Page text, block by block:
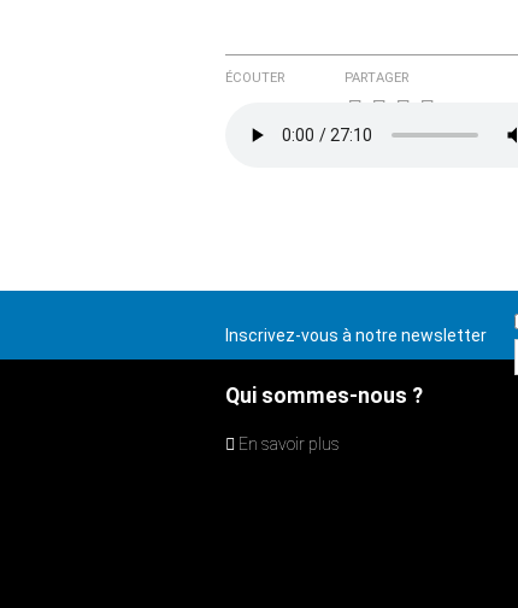
ÉCOUTER PARTAGER
Inscrivez-vous à notre newsletter
Qui sommes-nous ?
En savoir plus